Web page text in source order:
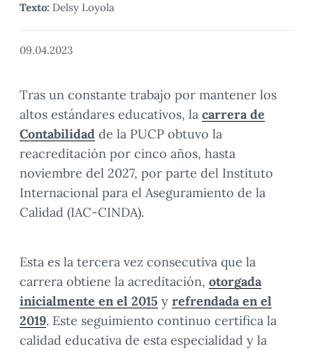
Texto: Delsy Loyola
09.04.2023
Tras un constante trabajo por mantener los
altos estándares educativos, la carrera de
Contabilidad de la PUCP obtuvo la
reacreditación por cinco años, hasta
noviembre del 2027, por parte del Instituto
Internacional para el Aseguramiento de la
Calidad (IAC-CINDA).
Esta es la tercera vez consecutiva que la
carrera obtiene la acreditación, otorgada
inicialmente en el 2015 y refrendada en el
2019. Este seguimiento continuo certifica la
calidad educativa de esta especialidad y la